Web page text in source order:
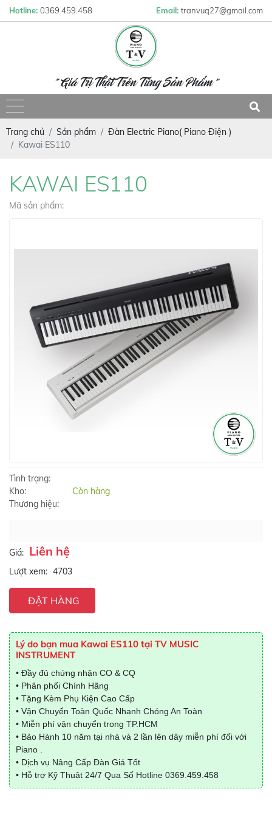
Hotline: 0369.459.458 Email: tranvuq27@gmail.com
" Giá Trị Thật Trên Từng Sản Phẩm "
Trang chủ Sản phẩm
Đàn Electric Piano( Piano Điện )
Kawai ES110
KAWAI ES110
Mã sản phẩm:
Tình trạng:
Kho:
Còn hàng
Thương hiệu:
Giá: Liên hệ
Lượt xem: 4703
ĐẶT HÀNG
Lý do bạn mua Kawai ES110 tại TV MUSIC
INSTRUMENT
• Đầy đủ chứng nhận CO & CQ
• Phân phối Chính Hãng
• Tặng Kèm Phụ Kiện Cao Cấp
• Vận Chuyển Toàn Quốc Nhanh Chóng An Toàn
• Miễn phí vận chuyển trong TP.HCM
• Bảo Hành 10 năm tại nhà và 2 lần lên dây miễn phí đối với
Piano .
• Dịch vụ Nâng Cấp Đàn Giá Tốt
• Hỗ trợ Kỹ Thuật 24/7 Qua Số Hotline 0369.459.458